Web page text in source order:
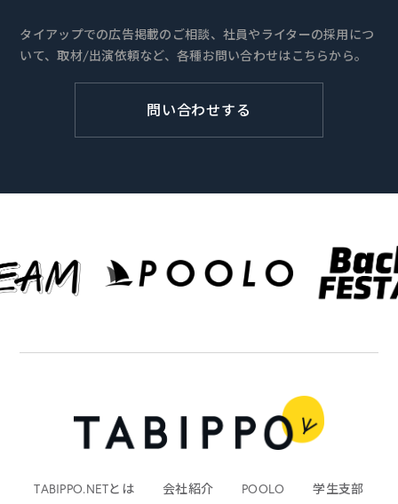
タイアップでの広告掲載のご相談、社員やライターの採用につ
いて、取材/出演依頼など、各種お問い合わせはこちらから。
問い合わせする
TABIPPO.NETとは 会社紹介 POOLO
学生支部